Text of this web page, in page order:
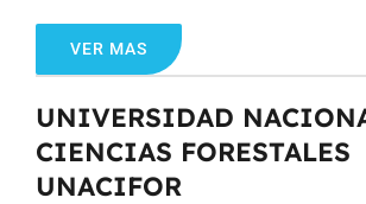
VER MAS
UNIVERSIDAD
CIENCIAS FORESTALES
UNACIFOR